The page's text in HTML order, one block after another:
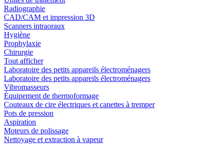
Radiographie
CAD/CAM et impression 3D
Scanners intraoraux
Hygiène
Prophylaxie
Chirurgie
Tout afficher
Laboratoire des petits appareils électroménagers
Laboratoire des petits appareils électroménagers
Vibromasseurs
Équipement de thermoformage
Couteaux de cire électriques et canettes à tremper
Pots de pression
Aspiration
Moteurs de polissage
Nettoyage et extraction à vapeur